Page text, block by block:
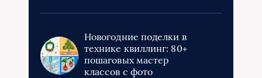
Новогодние поделки в
технике квиллинг: 80+
пошаговых мастер
классов с фото